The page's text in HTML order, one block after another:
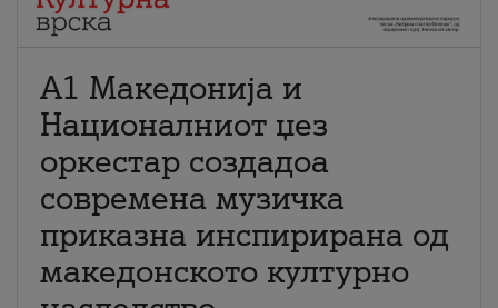
А1 Македонија и
Националниот џез
оркестар создадоа
современа музичка
приказна инспирирана од
македонското културно